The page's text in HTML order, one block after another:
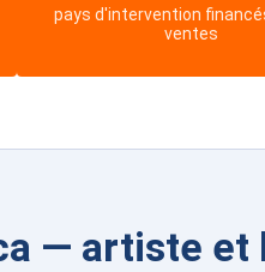
pays d'intervention
ventes
— artiste et